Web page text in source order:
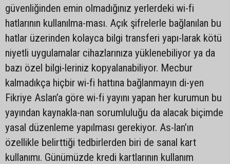
güvenliğinden emin olmadığınız yerlerdeki wi-fi
hatlarının kullanılma-ması. Açık şifrelerle bağlanılan bu
hatlar üzerinden kolayca bilgi transferi yapı-larak kötü
niyetli uygulamalar cihazlarınıza yüklenebiliyor ya da
bazı özel bilgi-leriniz kopyalanabiliyor. Mecbur
kalmadıkça hiçbir wi-fi hattına bağlanmayın di-yen
Fikriye Aslan’a göre wi-fi yayını yapan her kurumun bu
yayından kaynakla-nan sorumluluğu da alacak biçimde
yasal düzenleme yapılması gerekiyor. As-lan’ın
özellikle belirttiği tedbirlerden biri de sanal kart
kullanımı. Günümüzde kredi kartlarının kullanım